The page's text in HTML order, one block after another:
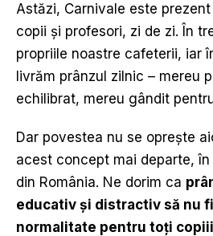
Astăzi, Carnivale este
copii și profesori, zi de zi. În
propriile noastre cafeterii, iar
livrăm prânzul zilnic – mereu
echilibrat, mereu gândit
Dar povestea nu se oprește
acest concept mai departe,
din România. Ne dorim ca
educativ și distractiv să nu
normalitate pentru toți copiii